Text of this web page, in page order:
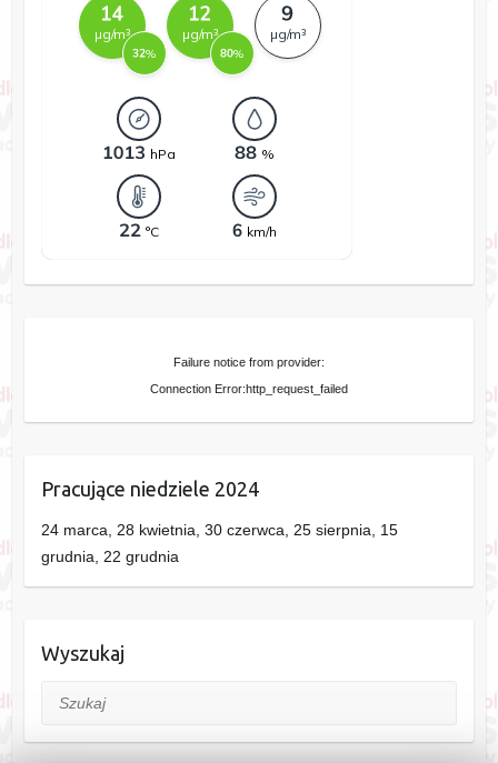
Failure notice from provider:
Connection Error:http_request_failed
Pracujące niedziele 2024
24 marca, 28 kwietnia, 30 czerwca, 25 sierpnia, 15
grudnia, 22 grudnia
Wyszukaj
Szukaj